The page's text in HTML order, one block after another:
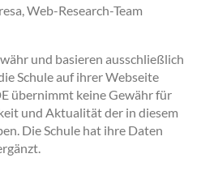
Web-Research-Team
und basieren ausschließlich
Schule auf ihrer Webseite
übernimmt keine Gewähr für
und Aktualität der in diesem
Die Schule hat ihre Daten